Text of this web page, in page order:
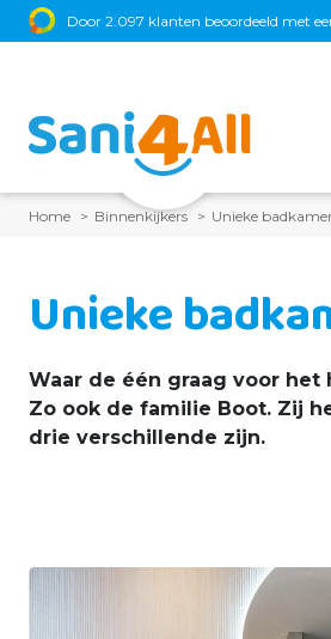
Door 2.097 klanten beoordeeld met
Home Binnenkijkers Unieke
Unieke
Waar de één graag voor
Zo ook de familie Boot. Zij
drie verschillende zijn.